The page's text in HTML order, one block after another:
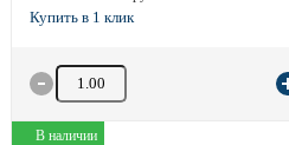
Количество товара
В наличии